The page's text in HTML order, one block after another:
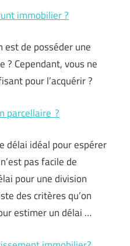
immobilier ?
de posséder une
? Cependant, vous ne
pour l’acquérir ?
parcellaire ?
délai idéal pour espérer
pas facile de
pour une division
des critères qu’on
estimer un délai …